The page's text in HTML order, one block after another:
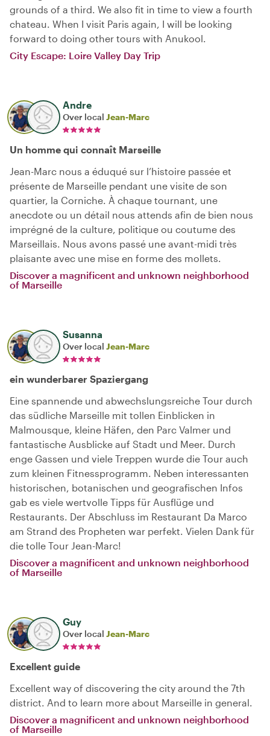
grounds of a third. We also fit in time to view a fourth
chateau. When I visit Paris again, I will be looking
forward to doing other tours with Anukool.
City Escape: Loire Valley Day Trip
Andre
Over local Jean-Marc
Un homme qui connaît Marseille
Jean-Marc nous a éduqué sur l’histoire passée et
présente de Marseille pendant une visite de son
quartier, la Corniche. À chaque tournant, une
anecdote ou un détail nous attends afin de bien nous
imprégné de la culture, politique ou coutume des
Marseillais. Nous avons passé une avant-midi très
plaisante avec une mise en forme des mollets.
Discover a magnificent and unknown neighborhood
of Marseille
Susanna
Over local Jean-Marc
ein wunderbarer Spaziergang
Eine spannende und abwechslungsreiche Tour durch
das südliche Marseille mit tollen Einblicken in
Malmousque, kleine Häfen, den Parc Valmer und
fantastische Ausblicke auf Stadt und Meer. Durch
enge Gassen und viele Treppen wurde die Tour auch
zum kleinen Fitnessprogramm. Neben interessanten
historischen, botanischen und geografischen Infos
gab es viele wertvolle Tipps für Ausflüge und
Restaurants. Der Abschluss im Restaurant Da Marco
am Strand des Propheten war perfekt. Vielen Dank für
die tolle Tour Jean-Marc!
Discover a magnificent and unknown neighborhood
of Marseille
Guy
Over local Jean-Marc
Excellent guide
Excellent way of discovering the city around the 7th
district. And to learn more about Marseille in general.
Discover a magnificent and unknown neighborhood
of Marseille